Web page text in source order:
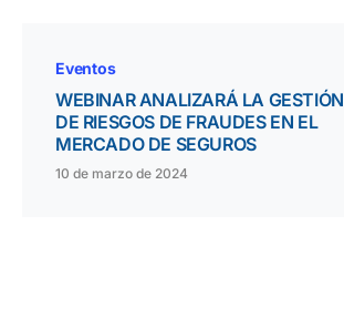
Eventos
WEBINAR ANALIZARÁ LA GESTIÓN
DE RIESGOS DE FRAUDES EN EL
MERCADO DE SEGUROS
10 de marzo de 2024